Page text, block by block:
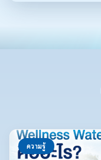
ความรู้